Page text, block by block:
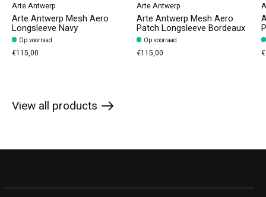
Arte Antwerp
Arte Antwerp Mesh Aero
Longsleeve Navy
Op voorraad
€115,00
Arte Antwerp
Arte Antwerp Mesh Aero
Patch Longsleeve Bordeaux
Op voorraad
€115,00
View all products